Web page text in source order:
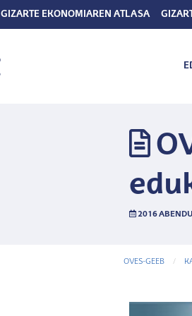
GIZARTE EKONOMIAREN ATLASA
2016
OVES-GEEB